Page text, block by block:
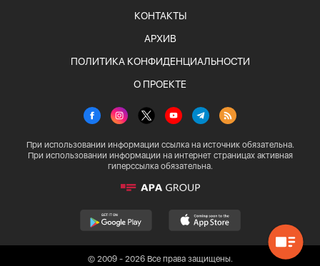
КОНТАКТЫ
АРХИВ
ПОЛИТИКА КОНФИДЕНЦИАЛЬНОСТИ
О ПРОЕКТЕ
При использовании информации ссылка на источник обязательна.
При использовании информации на интернет страницах активная
гиперссылка обязательна.
© 2009 - 2026 Все права защищены.